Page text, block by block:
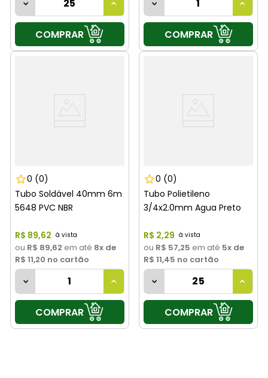
COMPRAR COMPRAR
0 (0)
Tubo Soldável 40mm 6m
5648 PVC NBR
R$ 89,62
ou R$ 89,62 em até 8x de
R$ 11,20 no cartão
COMPRAR
0 (0)
Tubo Polietileno
3/4x2.0mm Agua Preto
R$ 2,29
ou R$ 57,25 em até 5x de
R$ 11,45 no cartão
COMPRAR